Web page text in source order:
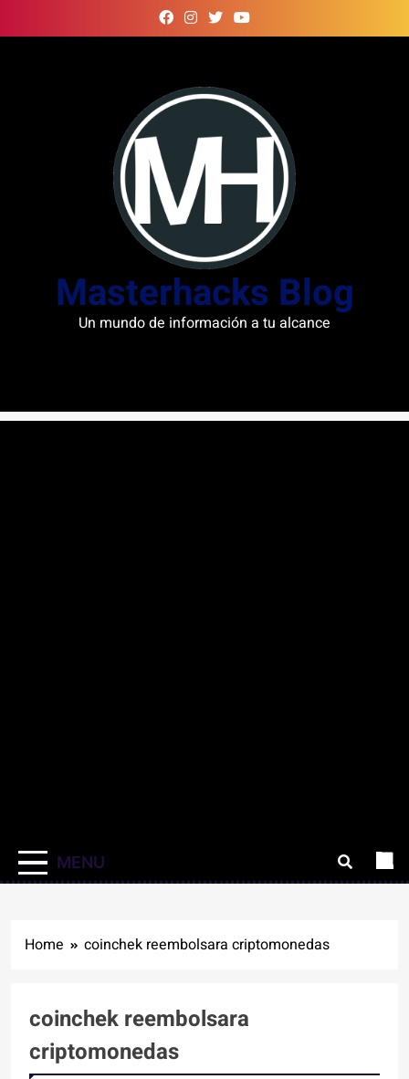
to
Masterhacks Blog
Un mundo de información a tu alcance
MENU
Home coinchek reembolsara criptomonedas
coinchek reembolsara
criptomonedas